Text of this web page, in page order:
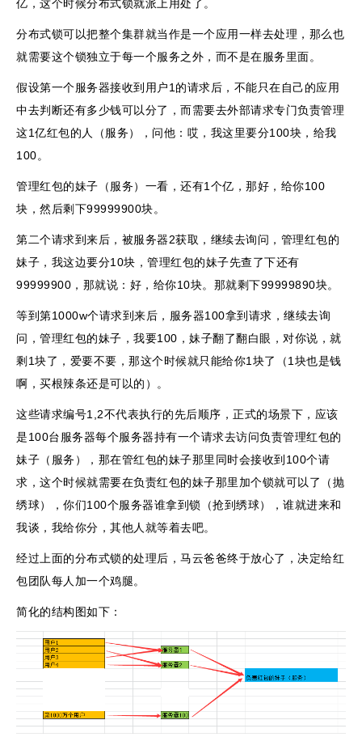
亿，这个时候分布式锁就派上用处了。
分布式锁可以把整个集群就当作是一个应用一样去处理，那么也
就需要这个锁独立于每一个服务之外，而不是在服务里面。
假设第一个服务器接收到用户1的请求后，不能只在自己的应用
中去判断还有多少钱可以分了，而需要去外部请求专门负责管理
这1亿红包的人（服务），问他：哎，我这里要分100块，给我
100。
管理红包的妹子（服务）一看，还有1个亿，那好，给你100
块，然后剩下99999900块。
第二个请求到来后，被服务器2获取，继续去询问，管理红包的
妹子，我这边要分10块，管理红包的妹子先查了下还有
99999900，那就说：好，给你10块。那就剩下99999890块。
等到第1000w个请求到来后，服务器100拿到请求，继续去询
问，管理红包的妹子，我要100，妹子翻了翻白眼，对你说，就
剩1块了，爱要不要，那这个时候就只能给你1块了（1块也是钱
啊，买根辣条还是可以的）。
这些请求编号1,2不代表执行的先后顺序，正式的场景下，应该
是100台服务器每个服务器持有一个请求去访问负责管理红包的
妹子（服务），那在管红包的妹子那里同时会接收到100个请
求，这个时候就需要在负责红包的妹子那里加个锁就可以了（抛
绣球），你们100个服务器谁拿到锁（抢到绣球），谁就进来和
我谈，我给你分，其他人就等着去吧。
经过上面的分布式锁的处理后，马云爸爸终于放心了，决定给红
包团队每人加一个鸡腿。
简化的结构图如下：